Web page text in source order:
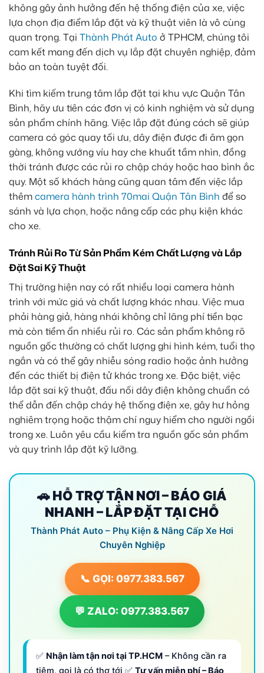
không gây ảnh hưởng đến hệ thống điện của xe, việc
lựa chọn địa điểm lắp đặt và kỹ thuật viên là vô cùng
quan trọng. Tại Thành Phát Auto ở TPHCM, chúng tôi
cam kết mang đến dịch vụ lắp đặt chuyên nghiệp, đảm
bảo an toàn tuyệt đối.
Khi tìm kiếm trung tâm lắp đặt tại khu vực Quận Tân
Bình, hãy ưu tiên các đơn vị có kinh nghiệm và sử dụng
sản phẩm chính hãng. Việc lắp đặt đúng cách sẽ giúp
camera có góc quay tối ưu, dây điện được đi âm gọn
gàng, không vướng víu hay che khuất tầm nhìn, đồng
thời tránh được các rủi ro chập cháy hoặc hao bình ắc
quy. Một số khách hàng cũng quan tâm đến việc lắp
thêmcamera hành trình 70mai Quận Tân Bình để so
sánh và lựa chọn, hoặc nâng cấp các phụ kiện khác
cho xe.
Tránh Rủi Ro Từ Sản Phẩm Kém Chất Lượng và Lắp
Đặt Sai Kỹ Thuật
Thị trường hiện nay có rất nhiều loại camera hành
trình với mức giá và chất lượng khác nhau. Việc mua
phải hàng giả, hàng nhái không chỉ lãng phí tiền bạc
mà còn tiềm ẩn nhiều rủi ro. Các sản phẩm không rõ
nguồn gốc thường có chất lượng ghi hình kém, tuổi thọ
ngắn và có thể gây nhiễu sóng radio hoặc ảnh hưởng
đến các thiết bị điện tử khác trong xe. Đặc biệt, việc
lắp đặt sai kỹ thuật, đấu nối dây điện không chuẩn có
thể dẫn đến chập cháy hệ thống điện xe, gây hư hỏng
nghiêm trọng hoặc thậm chí nguy hiểm cho người ngồi
trong xe. Luôn yêu cầu kiểm tra nguồn gốc sản phẩm
và quy trình lắp đặt kỹ lưỡng.
🚗 HỖ TRỢ TẬN NƠI – BÁO GIÁ
NHANH – LẮP ĐẶT TẠI CHỖ
Thành Phát Auto – Phụ Kiện & Nâng Cấp Xe Hơi
Chuyên Nghiệp
📞 GỌI: 0977.383.567
💬 ZALO: 0977.383.567
✅ Nhận làm tận nơi tại TP.HCM – Không cần ra
tiệm, gọi là có thợ tới ✅ Tư vấn miễn phí – Báo